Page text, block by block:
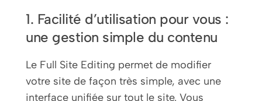
1. Facilité d’utilisation pour vous :
une gestion simple du contenu
Le Full Site Editing permet de modifier
votre site de façon très simple, avec une
interface unifiée sur tout le site. Vous